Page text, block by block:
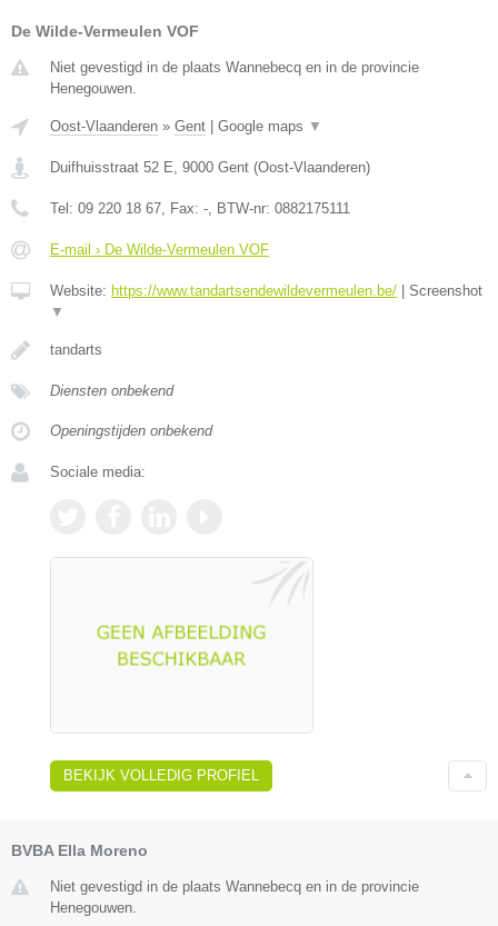
De Wilde-Vermeulen VOF
Niet gevestigd in de plaats Wannebecq en in de provincie
Henegouwen.
Oost-Vlaanderen » Gent Google maps ▼
Duifhuisstraat 52 E, 9000 Gent (Oost-Vlaanderen)
Tel: 09 220 18 67, Fax: -, BTW-nr: 0882175111
E-mail › De Wilde-Vermeulen VOF
Website: https://www.tandartsendewildevermeulen.be/
Screenshot
▼
tandarts
Diensten onbekend
Openingstijden onbekend
Sociale media:
BEKIJK VOLLEDIG PROFIEL
BVBA Ella Moreno
Niet gevestigd in de plaats Wannebecq en in de provincie
Henegouwen.